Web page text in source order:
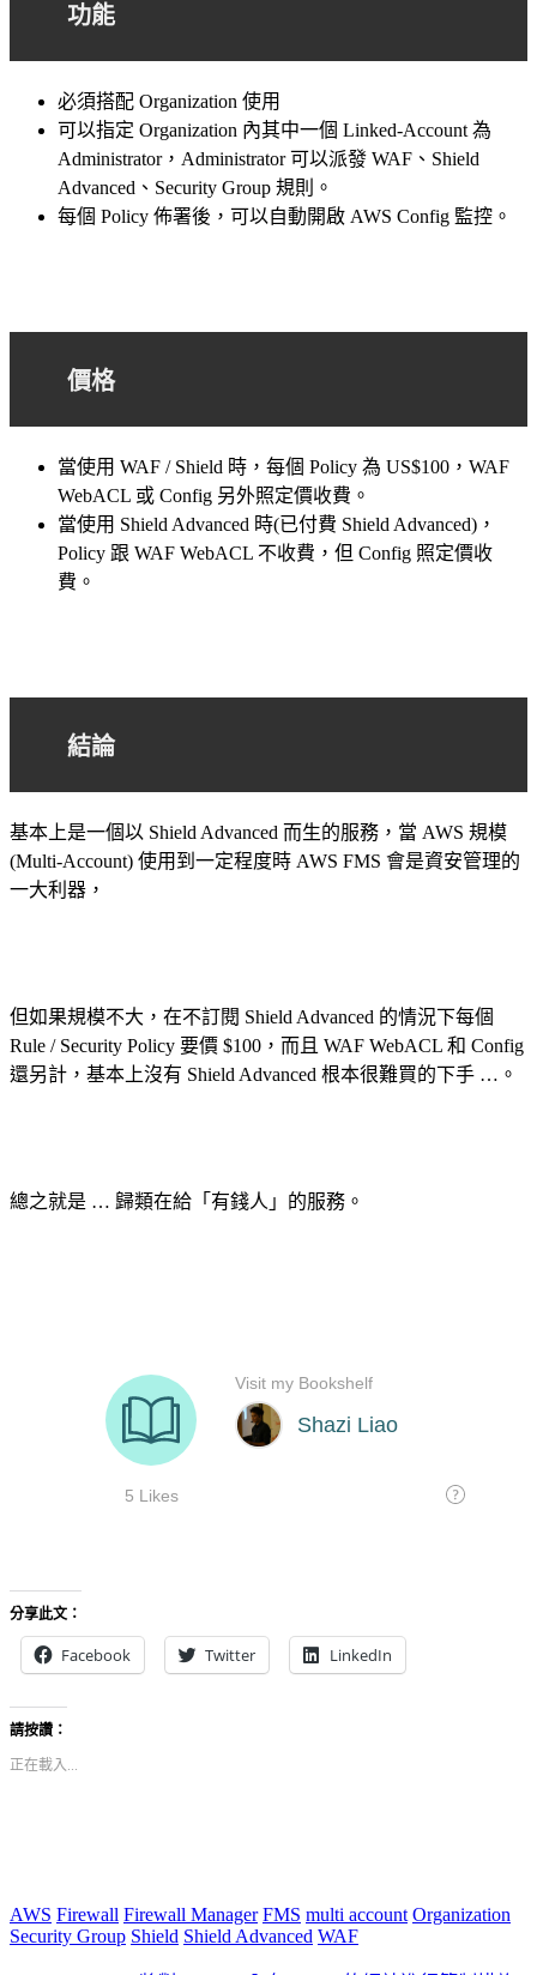
功能
必須搭配 Organization 使用
可以指定 Organization 內其中一個 Linked-Account 為
Administrator，Administrator 可以派發 WAF、Shield
Advanced、Security Group 規則。
每個 Policy 佈署後，可以自動開啟 AWS Config 監控。
價格
當使用 WAF / Shield 時，每個 Policy 為 US$100，WAF
WebACL 或 Config 另外照定價收費。
當使用 Shield Advanced 時(已付費 Shield Advanced)，
Policy 跟 WAF WebACL 不收費，但 Config 照定價收
費。
結論
基本上是一個以 Shield Advanced 而生的服務，當 AWS 規模
(Multi-Account) 使用到一定程度時 AWS FMS 會是資安管理的
一大利器，
但如果規模不大，在不訂閱 Shield Advanced 的情況下每個
Rule / Security Policy 要價 $100，而且 WAF WebACL 和 Config
還另計，基本上沒有 Shield Advanced 根本很難買的下手 …。
總之就是 … 歸類在給「有錢人」的服務。
分享此文：
Facebook Twitter LinkedIn
請按讚：
正在載入...
AWS Firewall Firewall Manager FMS multi account Organization
Security Group Shield Shield Advanced WAF